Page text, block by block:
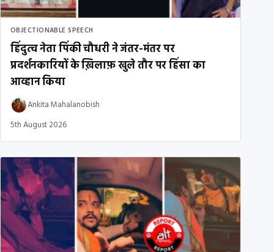
OBJECTIONABLE SPEECH
हिंदुत्व नेता पिंकी चौधरी ने जंतर-मंतर पर
प्रदर्शनकारियों के ख़िलाफ़ खुले तौर पर हिंसा का
आव्हान किया
Ankita Mahalanobish
5th August 2026